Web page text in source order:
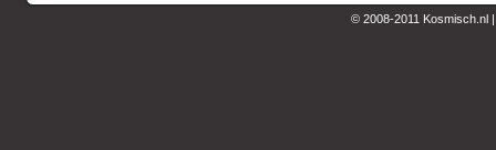
© 2008-2011 Kosmisch.nl